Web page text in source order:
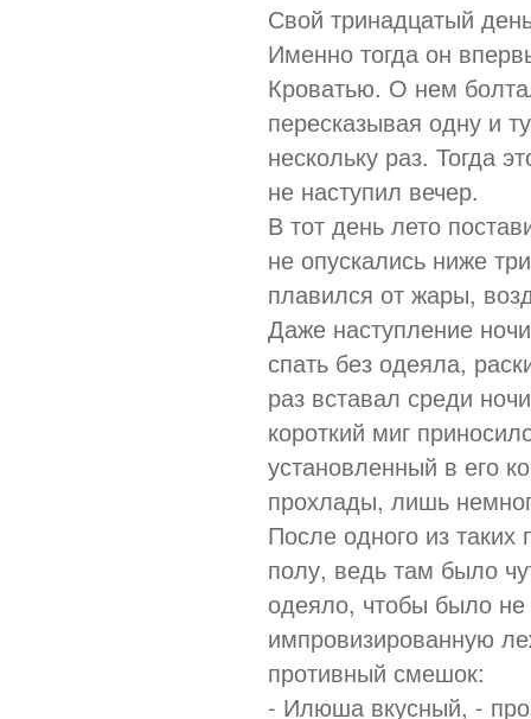
Свой тринадцатый
Именно тогда он
Кроватью. О нем
пересказывая одну и
нескольку раз. Тогда
не наступил вечер.
В тот день лето
не опускались ниже
плавился от жары,
Даже наступление
спать без одеяла,
раз вставал среди
короткий миг
установленный в его
прохлады, лишь
После одного из
полу, ведь там было
одеяло, чтобы было не
импровизированную
противный смешок:
- Илюша вкусный, -